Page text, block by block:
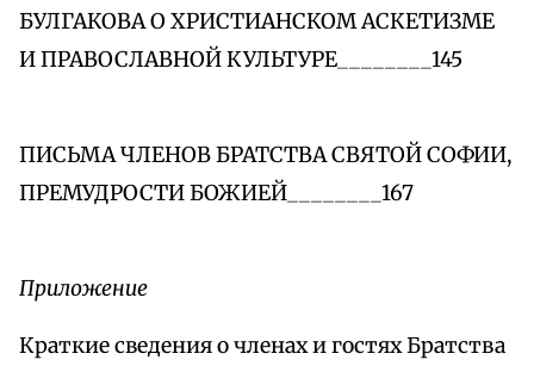
БУЛГАКОВА О ХРИСТИАНСКОМ АСКЕТИЗМЕ
И ПРАВОСЛАВНОЙ КУЛЬТУРЕ________145
ПИСЬМА ЧЛЕНОВ БРАТСТВА СВЯТОЙ СОФИИ,
ПРЕМУДРОСТИ БОЖИЕЙ________167
Приложение
Краткие сведения о членах и гостях Братства